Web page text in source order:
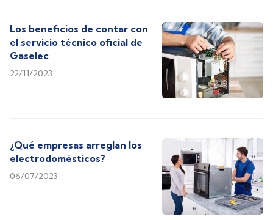
Los beneficios de contar con
el servicio técnico oficial de
Gaselec
22/11/2023
¿Qué empresas arreglan los
electrodomésticos?
06/07/2023